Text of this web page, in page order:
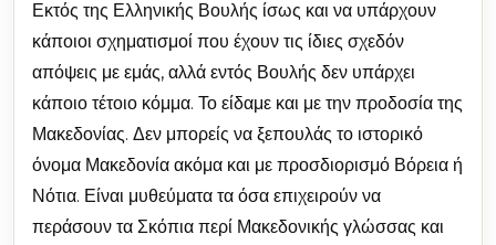
Εκτός της Ελληνικής Βουλής ίσως και να υπάρχουν
κάποιοι σχηματισμοί που έχουν τις ίδιες σχεδόν
απόψεις με εμάς, αλλά εντός Βουλής δεν υπάρχει
κάποιο τέτοιο κόμμα. Το είδαμε και με την προδοσία της
Μακεδονίας. Δεν μπορείς να ξεπουλάς το ιστορικό
όνομα Μακεδονία ακόμα και με προσδιορισμό Βόρεια ή
Νότια. Είναι μυθεύματα τα όσα επιχειρούν να
περάσουν τα Σκόπια περί Μακεδονικής γλώσσας και